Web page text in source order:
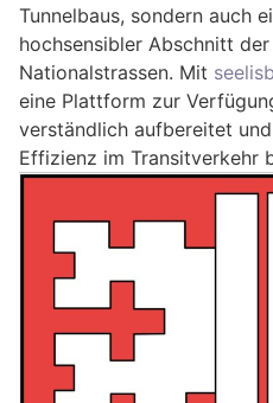
Tunnelbaus, sondern auch
hochsensibler Abschnitt
Nationalstrassen. Mit
eine Plattform zur
verständlich aufbereitet
Effizienz im Transitverkehr